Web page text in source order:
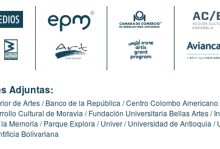
Adjuntas:
de Artes Banco de la República Centro Colombo Americano
Cultural de Moravia
Fundación Universitaria Bellas Artes
Memoria
Parque Explora Univer Universidad de Antioquia
Bolivariana